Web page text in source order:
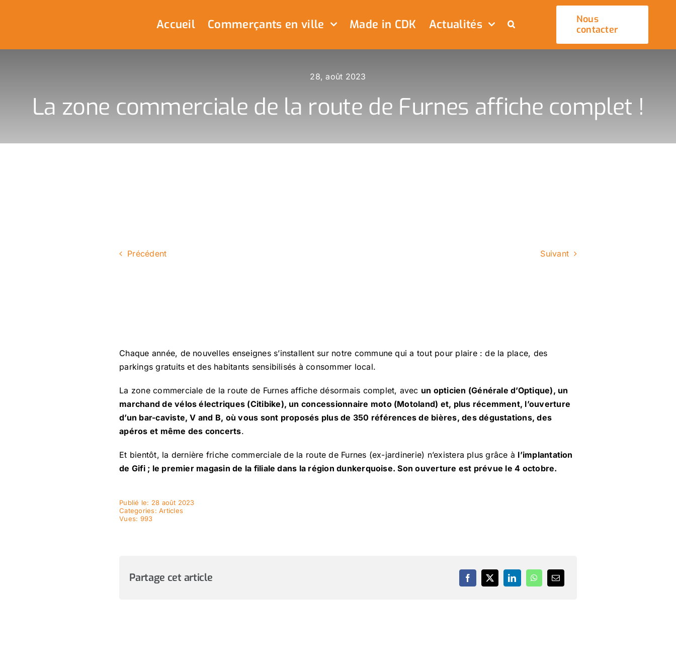
Accueil Commerçants en ville Made in CDK Actualités
Nous
contacter
28, août 2023
La zone commerciale de la route de Furnes affiche complet !
Précédent Suivant
Chaque année, de nouvelles enseignes s’installent sur notre commune qui a tout pour plaire : de la place, des
parkings gratuits et des habitants sensibilisés à consommer local.
La zone commerciale de la route de Furnes affiche désormais complet, avec un opticien (Générale d’Optique), un
marchand de vélos électriques (Citibike), un concessionnaire moto (Motoland) et, plus récemment, l’ouverture
d’un bar-caviste, V and B, où vous sont proposés plus de 350 références de bières, des dégustations, des
apéros et même des concerts.
Et bientôt, la dernière friche commerciale de la route de Furnes (ex-jardinerie) n’existera plus grâce à l’implantation
de Gifi ; le premier magasin de la filiale dans la région dunkerquoise. Son ouverture est prévue le 4 octobre.
Publié le: 28 août 2023
Categories:Articles
Vues: 993
Partage cet article